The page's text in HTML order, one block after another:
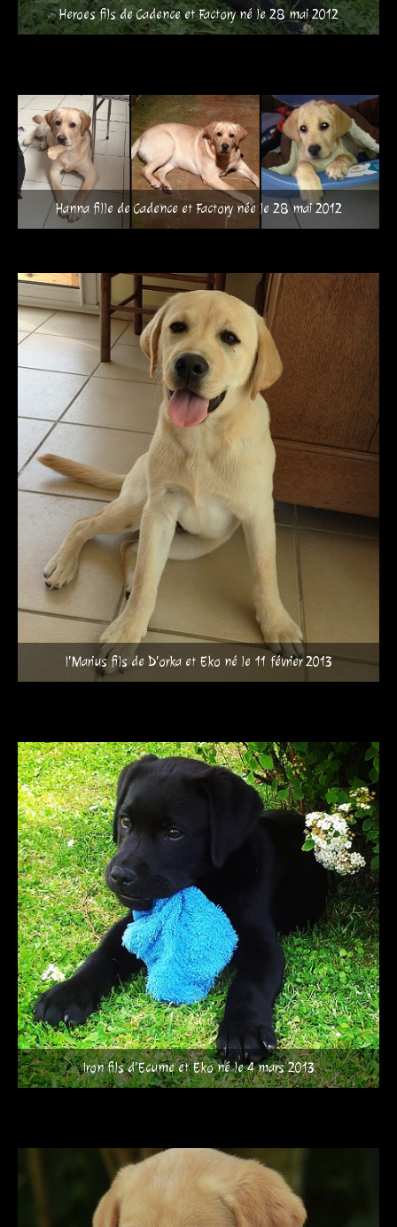
Heroes fils de Cadence et Factory né le 28 mai 2012
Hanna fille de Cadence et Factory née le 28 mai 2012
I'Marius fils de D'orka et Eko né le 11 février 2013
Iron fils d'Ecume et Eko né le 4 mars 2013